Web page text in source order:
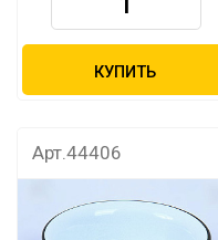
КУПИТЬ
Арт.44406